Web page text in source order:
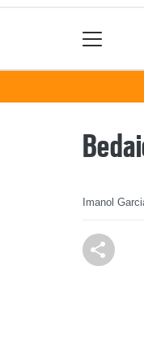
Imanol